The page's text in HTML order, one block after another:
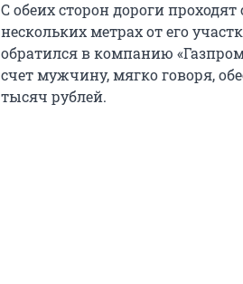
С обеих сторон дороги
нескольких метрах от его
обратился в компанию
счет мужчину, мягко говоря,
тысяч рублей.